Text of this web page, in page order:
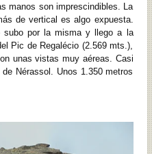
manos son imprescindibles. La
de vertical es algo expuesta.
subo por la misma y llego a la
Pic de Regalécio (2.569 mts.),
unas vistas muy aéreas. Casi
Nérassol. Unos 1.350 metros